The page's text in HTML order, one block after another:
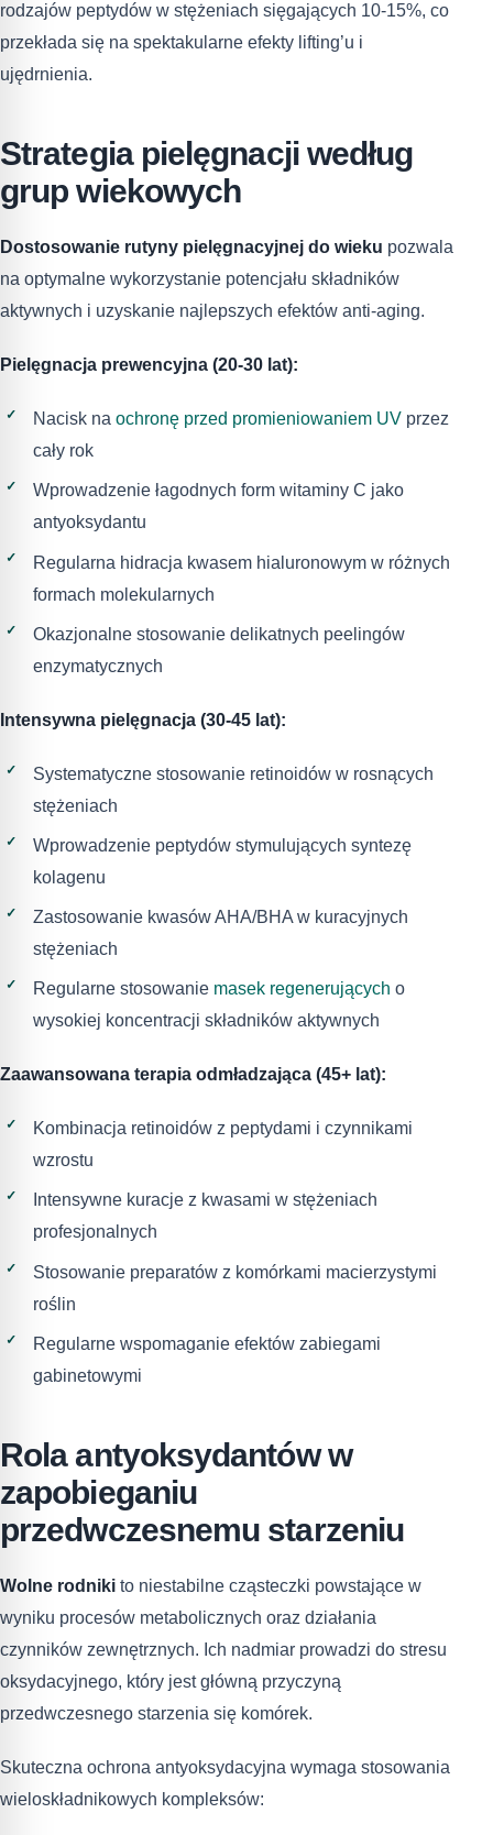
rodzajów peptydów w stężeniach sięgających 10-15%, co
przekłada się na spektakularne efekty lifting’u i
ujędrnienia.
Strategia pielęgnacji według
grup wiekowych
Dostosowanie rutyny pielęgnacyjnej do wieku pozwala
na optymalne wykorzystanie potencjału składników
aktywnych i uzyskanie najlepszych efektów anti-aging.
Pielęgnacja prewencyjna (20-30 lat):
Nacisk na ochronę przed promieniowaniem UV przez
cały rok
Wprowadzenie łagodnych form witaminy C jako
antyoksydantu
Regularna hidracja kwasem hialuronowym w różnych
formach molekularnych
Okazjonalne stosowanie delikatnych peelingów
enzymatycznych
Intensywna pielęgnacja (30-45 lat):
Systematyczne stosowanie retinoidów w rosnących
stężeniach
Wprowadzenie peptydów stymulujących syntezę
kolagenu
Zastosowanie kwasów AHA/BHA w kuracyjnych
stężeniach
Regularne stosowanie masek regenerujących o
wysokiej koncentracji składników aktywnych
Zaawansowana terapia odmładzająca (45+ lat):
Kombinacja retinoidów z peptydami i czynnikami
wzrostu
Intensywne kuracje z kwasami w stężeniach
profesjonalnych
Stosowanie preparatów z komórkami macierzystymi
roślin
Regularne wspomaganie efektów zabiegami
gabinetowymi
Rola antyoksydantów w
zapobieganiu
przedwczesnemu starzeniu
Wolne rodniki to niestabilne cząsteczki powstające w
wyniku procesów metabolicznych oraz działania
czynników zewnętrznych. Ich nadmiar prowadzi do stresu
oksydacyjnego, który jest główną przyczyną
przedwczesnego starzenia się komórek.
Skuteczna ochrona antyoksydacyjna wymaga stosowania
wieloskładnikowych kompleksów: